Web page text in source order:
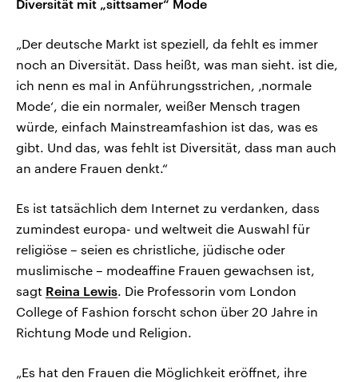
Diversität mit „sittsamer“ Mode
„Der deutsche Markt ist speziell, da fehlt es immer
noch an Diversität. Dass heißt, was man sieht. ist die,
ich nenn es mal in Anführungsstrichen, ‚normale
Mode‘, die ein normaler, weißer Mensch tragen
würde, einfach Mainstreamfashion ist das, was es
gibt. Und das, was fehlt ist Diversität, dass man auch
an andere Frauen denkt.“
Es ist tatsächlich dem Internet zu verdanken, dass
zumindest europa- und weltweit die Auswahl für
religiöse – seien es christliche, jüdische oder
muslimische – modeaffine Frauen gewachsen ist,
sagt Reina Lewis. Die Professorin vom London
College of Fashion forscht schon über 20 Jahre in
Richtung Mode und Religion.
„Es hat den Frauen die Möglichkeit eröffnet, ihre